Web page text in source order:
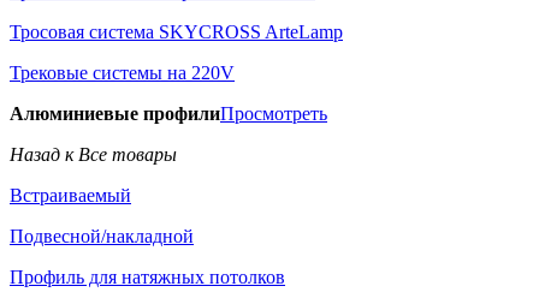
Тросовая система SKYCROSS ArteLamp
Трековые системы на 220V
Алюминиевые профилиПросмотреть
Назад к Все товары
Встраиваемый
Подвесной/накладной
Профиль для натяжных потолков